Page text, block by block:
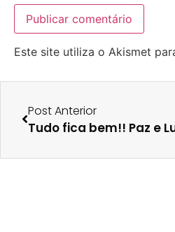
Este site utiliza o Akismet
Post Anterior
Tudo fica bem!! Paz e